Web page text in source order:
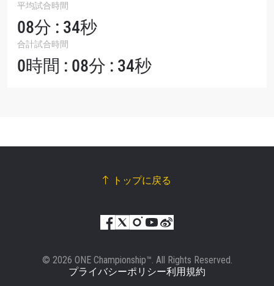
平均試合時間
08分 : 34秒
合計試合時間
0時間 : 08分 : 34秒
トップに戻る
© 2026 ONE Championship™. All Rights Reserved.
プライバシーポリシー利用規約